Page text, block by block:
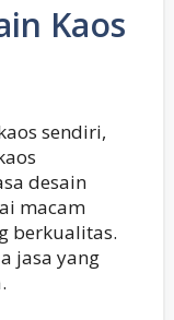
Kaos
sendiri,
desain
macam
berkualitas.
jasa yang